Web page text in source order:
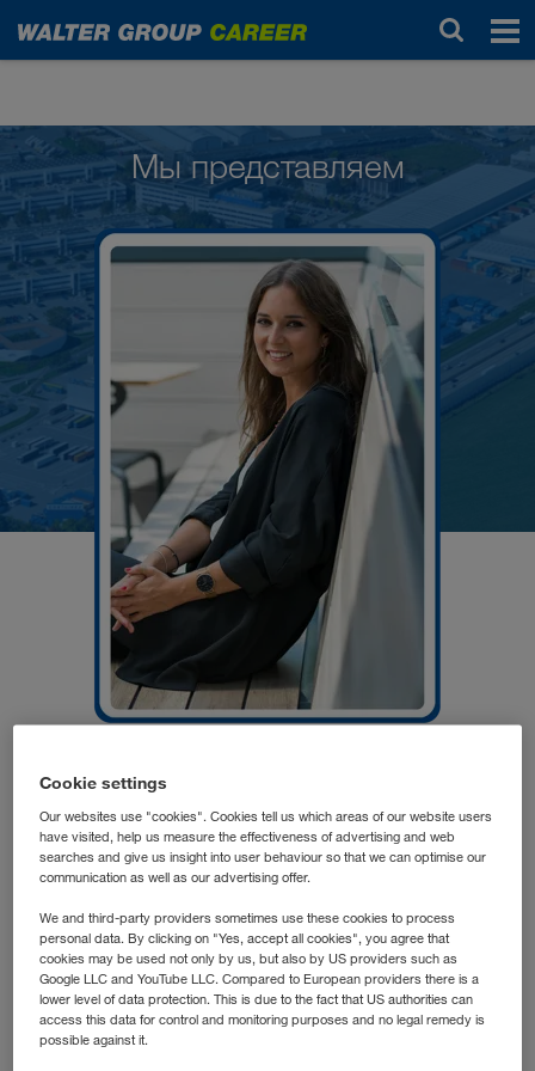
Люди в WALTER GROUP
Мы представляем
Division Manager
LKW WALTER
Превращение Элены из укоренившейся жительницы
Андалусии в приверженную жительницу Тироля
началось после короткого промежуточного этапа
карьеры в Зальцбурге. В течение этого времени она
полюбила Австрию. А это означало, что пора найти
Cookie settings
Our websites use "cookies". Cookies tell us which areas of our website users
have visited, help us measure the effectiveness of advertising and web
searches and give us insight into user behaviour so that we can optimise our
communication as well as our advertising offer.
We and third-party providers sometimes use these cookies to process
personal data. By clicking on "Yes, accept all cookies", you agree that
cookies may be used not only by us, but also by US providers such as
Google LLC and YouTube LLC. Compared to European providers there is a
lower level of data protection. This is due to the fact that US authorities can
access this data for control and monitoring purposes and no legal remedy is
possible against it.